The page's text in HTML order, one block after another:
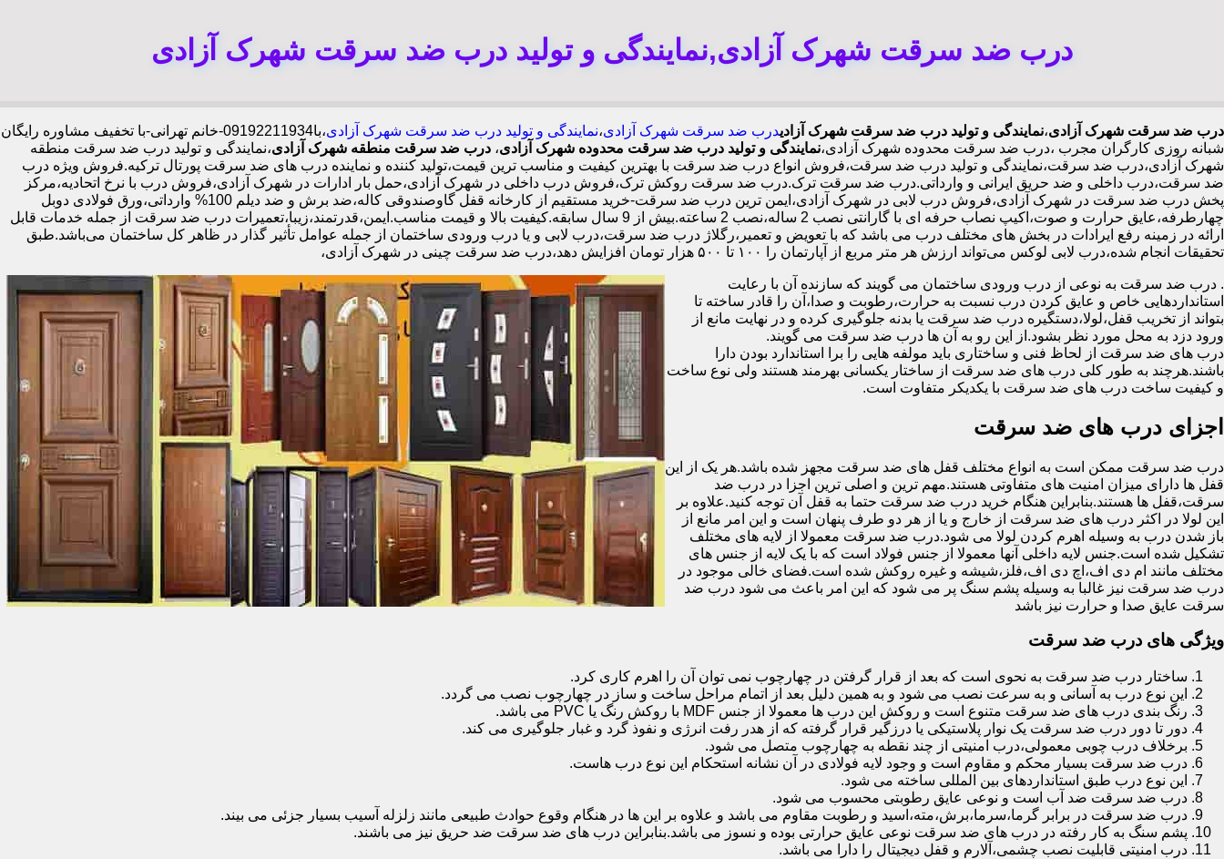
درب ضد سرقت شهرک آزادی,نمایندگی و تولید درب ضد سرقت شهرک آزادی
درب ضد سرقت شهرک آزادی،نمایندگی و تولید درب ضد سرقت شهرک آزادیدرب ضد سرقت شهرک آزادی،نمایندگی و تولید درب ضد سرقت شهرک آزادی،با
09192211934-خانم تهرانی-با تخفیف مشاوره رایگان
شبانه روزی کارگران مجرب ،درب ضد سرقت محدوده شهرک آزادی،نمایندگی و تولید درب ضد سرقت محدوده شهرک آزادی، درب ضد سرقت منطقه شهرک آزادی،نمایندگی و تولید درب ضد سرقت منطقه
شهرک آزادی،درب ضد سرقت،نمایندگی و تولید درب ضد سرقت،فروش انواع درب ضد سرقت با بهترین کیفیت و مناسب ترین قیمت،تولید کننده و نماینده درب های ضد سرقت پورتال ترکیه.فروش ویژه درب
ضد سرقت،درب داخلی و ضد حریق ایرانی و وارداتی.درب ضد سرقت ترک.درب ضد سرقت روکش ترک،فروش درب داخلی در شهرک آزادی،حمل بار ادارات در شهرک آزادی،فروش درب با نرخ اتحادیه،مرکز
پخش درب ضد سرقت در شهرک آزادی،فروش درب لابی در شهرک آزادی،ایمن ترین درب ضد سرقت-خرید مستقیم از کارخانه قفل گاوصندوقی کاله،ضد برش و ضد دیلم 100% وارداتی،ورق فولادی دوبل
چهارطرفه،عایق حرارت و صوت،اکیپ نصاب حرفه ای با گارانتی نصب 2 ساله،نصب 2 ساعته.بیش از 9 سال سابقه.کیفیت بالا و قیمت مناسب.ایمن،قدرتمند،زیبا،تعمیرات درب ضد سرقت از جمله خدمات قابل
ارائه در زمینه رفع ایرادات در بخش های مختلف درب می باشد که با تعویض و تعمیر،رگلاژ درب ضد سرقت،درب لابی و یا درب ورودی ساختمان از جمله عوامل تأثیر گذار در ظاهر کل ساختمان می‌باشد.طبق
تحقیقات انجام شده،درب لابی لوکس می‌تواند ارزش هر متر مربع از آپارتمان را ۱۰۰ تا ۵۰۰ هزار تومان افزایش دهد،درب ضد سرقت چینی در شهرک آزادی،
. درب ضد سرقت به نوعی از درب ورودی ساختمان می گویند که سازنده آن با رعایت
استانداردهایی خاص و عایق کردن درب نسبت به حرارت،رطوبت و صدا،آن را قادر ساخته تا
بتواند از تخریب قفل،لولا،دستگیره درب ضد سرقت یا بدنه جلوگیری کرده و در نهایت مانع از
ورود دزد به محل مورد نظر بشود.از این رو به آن ها درب ضد سرقت می گویند.
درب های ضد سرقت از لحاظ فنی و ساختاری باید مولفه هایی را برا استاندارد بودن دارا
باشند.هرچند به طور کلی درب های ضد سرقت از ساختار یکسانی بهرمند هستند ولی نوع ساخت
و کیفیت ساخت درب های ضد سرقت با یکدیکر متفاوت است.
اجزای درب های ضد سرقت
درب ضد سرقت ممکن است به انواع مختلف قفل های ضد سرقت مجهز شده باشد.هر یک از این
قفل ها دارای میزان امنیت های متفاوتی هستند.مهم ترین و اصلی ترین اجزا در درب ضد
سرقت،قفل ها هستند.بنابراین هنگام خرید درب ضد سرقت حتما به قفل آن توجه کنید.علاوه بر
این لولا در اکثر درب های ضد سرقت از خارج و یا از هر دو طرف پنهان است و این امر مانع از
باز شدن درب به وسیله اهرم کردن لولا می شود.درب ضد سرقت معمولا از لایه های مختلف
تشکیل شده است.جنس لایه داخلی آنها معمولا از جنس فولاد است که با یک لایه از جنس های
مختلف مانند ام دی اف،اچ دی اف،فلز،شیشه و غیره روکش شده است.فضای خالی موجود در
درب ضد سرقت نیز غالبا به وسیله پشم سنگ پر می شود که این امر باعث می شود درب ضد
سرقت عایق صدا و حرارت نیز باشد
ویژگی های درب ضد سرقت
ساختار درب ضد سرقت به نحوی است که بعد از قرار گرفتن در چهارچوب نمی توان آن را اهرم کاری کرد.
این نوع درب به آسانی و به سرعت نصب می شود و به همین دلیل بعد از اتمام مراحل ساخت و ساز در چهارچوب نصب می گردد.
رنگ بندی درب های ضد سرقت متنوع است و روکش این درب ها معمولا از جنس MDF با روکش رنگ یا PVC می باشد.
دور تا دور درب ضد سرقت یک نوار پلاستیکی یا درزگیر قرار گرفته که از هدر رفت انرژی و نفوذ گرد و غبار جلوگیری می کند.
برخلاف درب چوبی معمولی،درب امنیتی از چند نقطه به چهارچوب متصل می شود.
درب ضد سرقت بسیار محکم و مقاوم است و وجود لایه فولادی در آن نشانه استحکام این نوع درب هاست.
این نوع درب طبق استانداردهای بین المللی ساخته می شود.
درب ضد سرقت ضد آب است و نوعی عایق رطوبتی محسوب می شود.
درب ضد سرقت در برابر گرما،سرما،برش،مته،اسید و رطوبت مقاوم می باشد و علاوه بر این ها در هنگام وقوع حوادث طبیعی مانند زلزله آسیب بسیار جزئی می بیند.
پشم سنگ به کار رفته در درب های ضد سرقت نوعی عایق حرارتی بوده و نسوز می باشد.بنابراین درب های ضد سرقت ضد حریق نیز می باشند.
درب امنیتی قابلیت نصب چشمی،آلارم و قفل دیجیتال را دارا می باشد.